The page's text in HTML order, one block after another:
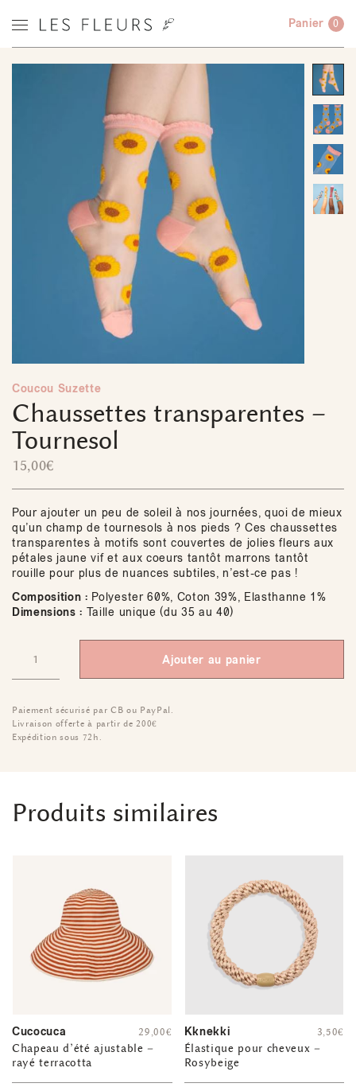
Panier 0
Coucou Suzette
Chaussettes transparentes –
Tournesol
15,00€
Pour ajouter un peu de soleil à nos journées, quoi de mieux
qu’un champ de tournesols à nos pieds ? Ces chaussettes
transparentes à motifs sont couvertes de jolies fleurs aux
pétales jaune vif et aux coeurs tantôt marrons tantôt
rouille pour plus de nuances subtiles, n’est-ce pas !
Composition : Polyester 60%, Coton 39%, Elasthanne 1%
Dimensions : Taille unique (du 35 au 40)
Ajouter au panier
Paiement sécurisé par CB ou PayPal.
Livraison offerte à partir de 200€
Expédition sous 72h.
Produits similaires
Cucocuca
Chapeau d’été ajustable –
rayé terracotta
29,00€ Kknekki
Élastique pour cheveux –
Rosybeige
3,50€